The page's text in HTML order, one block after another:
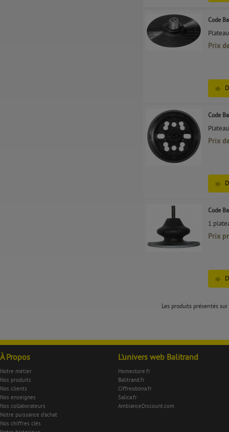
Code
Prix
Code
Prix
Code
1
Prix
Les produits présentés
À Propos
Notre métier
Nos produits
Nos clients
Nos enseignes
Nos collaborateurs
Notre puissance d'achat
Nos chiffres clés
L'univers web Balitrand
Homestore.fr
Balitrand.fr
Ciffreobona.fr
Salica.fr
AmbianceDiscount.com